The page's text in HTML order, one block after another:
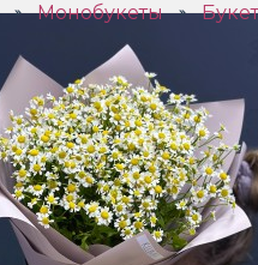
» Монобукеты »